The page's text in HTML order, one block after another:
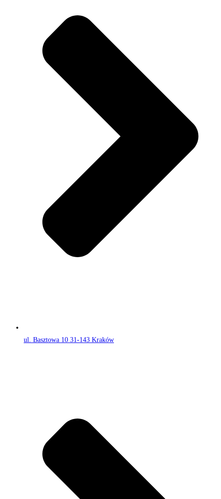
ul. Basztowa 10 31-143 Kraków